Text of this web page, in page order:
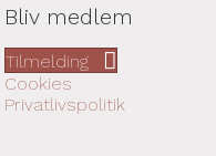
Bliv medlem
Tilmelding
Cookies
Privatlivspolitik